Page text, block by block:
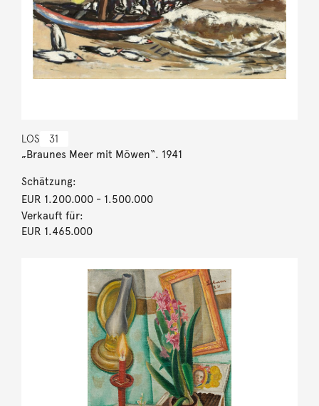
LOS 31
„Braunes Meer mit Möwen“. 1941
Schätzung:
EUR 1.200.000- 1.500.000
Verkauft für:
EUR 1.465.000